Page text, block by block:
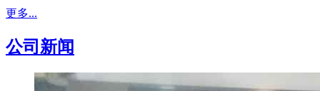
更多...
公司新闻